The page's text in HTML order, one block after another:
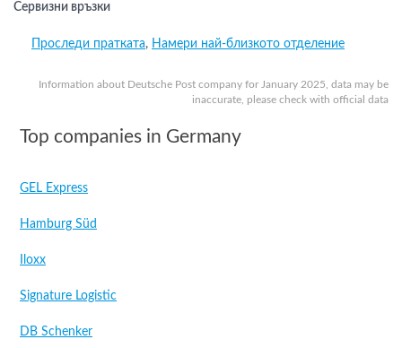
Information about Deutsche Post company for January 2025, data may be
inaccurate, please check with official data
Сервизни връзки
Проследи пратката, Намери най-близкото отделение
Top companies in Germany
GEL Express
Hamburg Süd
Iloxx
Signature Logistic
DB Schenker